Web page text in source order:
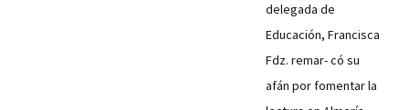
delegada de
Educación, Francisca
Fdz. remar- có su
afán por fomentar la